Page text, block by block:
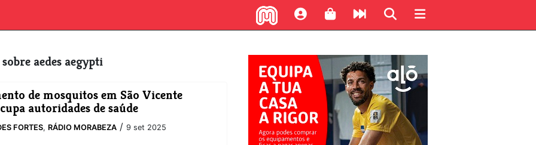
sobre aedes aegypti
de mosquitos em São Vicente
autoridades de saúde
FORTES, RÁDIO MORABEZA / 9 set 2025